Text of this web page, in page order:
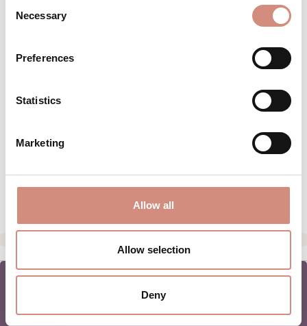
Selection
Necessary
Preferences
Statistics
Marketing
Allow all
Allow selection
Deny
Eine Jacke, die einfach passt – zu dir, deinem Leben,
deinem Alltag Die Allrounder Fit ist gemacht für alle
MATERIAL
HERSTELLERANGABEN